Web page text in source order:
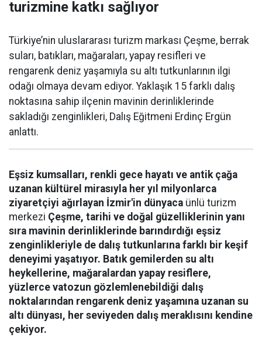
turizmine katkı sağlıyor
Türkiye’nin uluslararası turizm markası Çeşme, berrak
suları, batıkları, mağaraları, yapay resifleri ve
rengarenk deniz yaşamıyla su altı tutkunlarının ilgi
odağı olmaya devam ediyor. Yaklaşık 15 farklı dalış
noktasına sahip ilçenin mavinin derinliklerinde
sakladığı zenginlikleri, Dalış Eğitmeni Erdinç Ergün
anlattı.
Eşsiz kumsalları, renkli gece hayatı ve antik çağa
uzanan kültürel mirasıyla her yıl milyonlarca
ziyaretçiyi ağırlayan İzmir'in dünyaca ünlü turizm
merkezi Çeşme, tarihi ve doğal güzelliklerinin yanı
sıra mavinin derinliklerinde barındırdığı eşsiz
zenginlikleriyle de dalış tutkunlarına farklı bir keşif
deneyimi yaşatıyor. Batık gemilerden su altı
heykellerine, mağaralardan yapay resiflere,
yüzlerce vatozun gözlemlenebildiği dalış
noktalarından rengarenk deniz yaşamına uzanan su
altı dünyası, her seviyeden dalış meraklısını kendine
çekiyor.